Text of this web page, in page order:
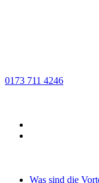
0173 711 4246
Was sind die